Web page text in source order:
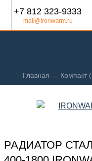
+7 812 323-9333
mail@ironwarm.ru
Главная — Компакт
РАДИАТОР